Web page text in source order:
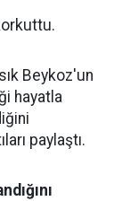
Beykoz'un
hayatla
paylaştı.